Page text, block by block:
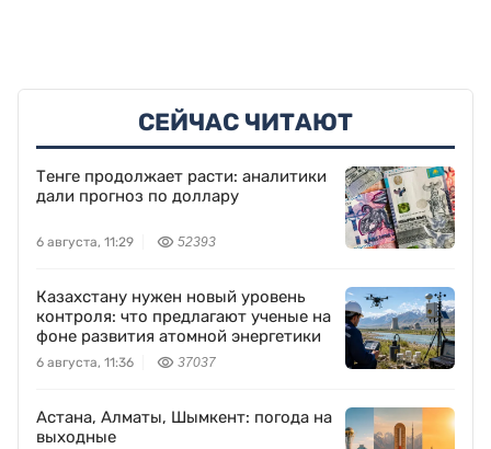
СЕЙЧАС ЧИТАЮТ
Тенге продолжает расти: аналитики
дали прогноз по доллару
6 августа, 11:29 52393
Казахстану нужен новый уровень
контроля: что предлагают ученые на
фоне развития атомной энергетики
6 августа, 11:36 37037
Астана, Алматы, Шымкент: погода на
выходные